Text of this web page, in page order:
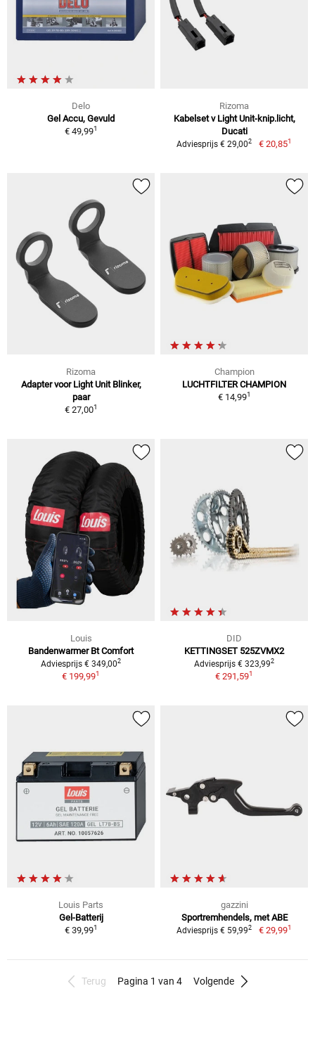
Delo
Gel Accu, Gevuld
€ 49,991
Rizoma
Kabelset v Light Unit-knip.licht,
Ducati
Adviesprijs € 29,002 € 20,851
Rizoma
Adapter voor Light Unit Blinker,
paar
€ 27,001
Champion
LUCHTFILTER CHAMPION
€ 14,991
Louis
Bandenwarmer Bt Comfort
Adviesprijs € 349,002
€ 199,991
DID
KETTINGSET 525ZVMX2
Adviesprijs € 323,992
€ 291,591
Louis Parts
Gel-Batterij
€ 39,991
gazzini
Sportremhendels, met ABE
Adviesprijs € 59,992 € 29,991
Terug Pagina 1 van 4 Volgende